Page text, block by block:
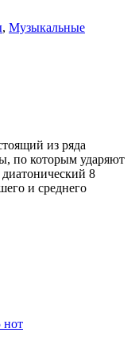
, Музыкальные
из ряда
по которым ударяют
8
и среднего